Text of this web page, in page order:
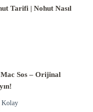
Tarifi | Nohut Nasıl
Mac Sos – Orijinal
Kolay